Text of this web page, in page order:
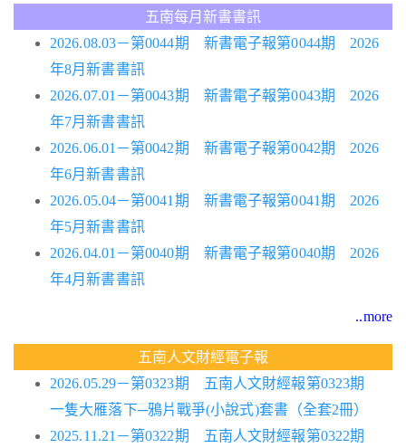
五南每月新書書訊
2026.08.03－第0044期 新書電子報第0044期 2026
年8月新書書訊
2026.07.01－第0043期 新書電子報第0043期 2026
年7月新書書訊
2026.06.01－第0042期 新書電子報第0042期 2026
年6月新書書訊
2026.05.04－第0041期 新書電子報第0041期 2026
年5月新書書訊
2026.04.01－第0040期 新書電子報第0040期 2026
年4月新書書訊
..more
五南人文財經電子報
2026.05.29－第0323期 五南人文財經報第0323期
一隻大雁落下─鴉片戰爭(小說式)套書（全套2冊）
2025.11.21－第0322期 五南人文財經報第0322期